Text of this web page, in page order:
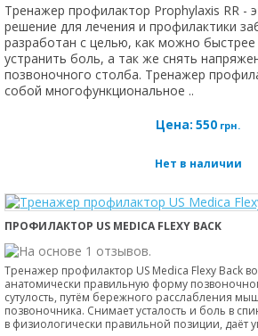
Тренажер профилактор Prophylaxis RR -
решение для лечения и профилактики
разработан с целью, как можно
устранить боль, а так же снять
позвоночного столба. Тренажер
собой многофункциональное ..
Цена: 550 грн.
Нет в наличии
ПРОФИЛАКТОР US MEDICA FLEXY BACK
Тренажер профилактор US Medica Flexy Back
анатомически правильную форму
сутулость, путём бережного расслабления
позвоночника. Снимает усталость и боль в
в физиологически правильной позиции, даёт